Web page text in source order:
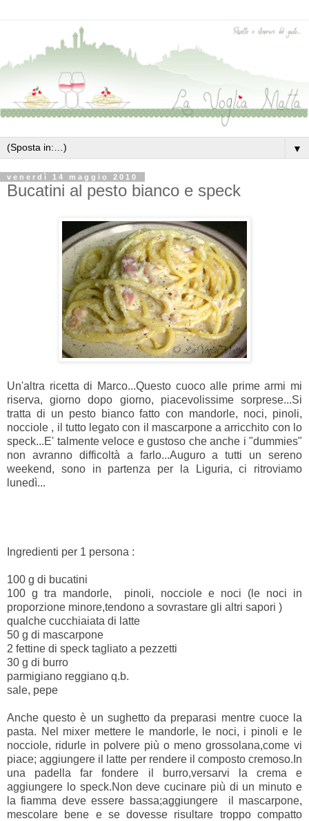
▼
venerdì 14 maggio 2010
Bucatini al pesto bianco e speck
Un'altra ricetta di Marco...Questo cuoco alle prime armi mi
riserva, giorno dopo giorno, piacevolissime sorprese...Si
tratta di un pesto bianco fatto con mandorle, noci, pinoli,
nocciole , il tutto legato con il mascarpone a arricchito con lo
speck...E' talmente veloce e gustoso che anche i "dummies"
non avranno difficoltà a farlo...Auguro a tutti un sereno
weekend, sono in partenza per la Liguria, ci ritroviamo
lunedì...
Ingredienti per 1 persona :
100 g di bucatini
100 g tra mandorle, pinoli, nocciole e noci (le noci in
proporzione minore,tendono a sovrastare gli altri sapori )
qualche cucchiaiata di latte
50 g di mascarpone
2 fettine di speck tagliato a pezzetti
30 g di burro
parmigiano reggiano q.b.
sale, pepe
Anche questo è un sughetto da preparasi mentre cuoce la
pasta. Nel mixer mettere le mandorle, le noci, i pinoli e le
nocciole, ridurle in polvere più o meno grossolana,come vi
piace; aggiungere il latte per rendere il composto cremoso.In
una padella far fondere il burro,versarvi la crema e
aggiungere lo speck.Non deve cucinare più di un minuto e
la fiamma deve essere bassa;aggiungere il mascarpone,
mescolare bene e se dovesse risultare troppo compatto